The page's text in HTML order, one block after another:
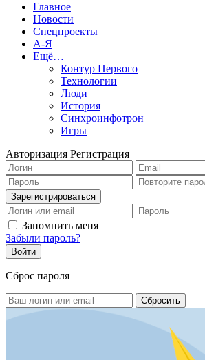
Главное
Новости
Спецпроекты
А-Я
Ещё…
Контур Первого
Технологии
Люди
История
Синхроинфотрон
Игры
Авторизация Регистрация
Запомнить меня
Забыли пароль?
Сброс пароля